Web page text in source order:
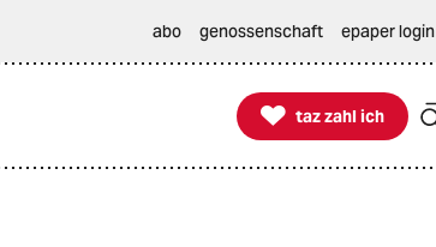
abo genossenschaft epaper login

taz zahl ich
taz zahl ich